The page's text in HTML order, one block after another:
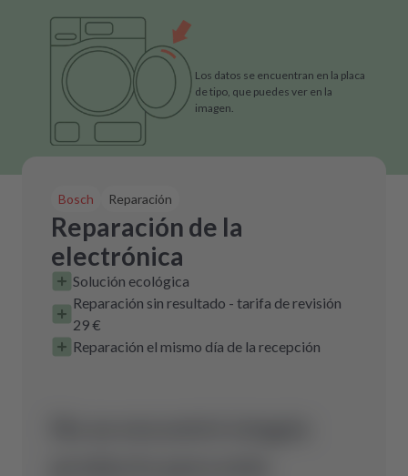
Los datos se encuentran en la placa
de tipo, que puedes ver en la
imagen.
Bosch Reparación
Reparación de la
electrónica
Solución ecológica
Reparación sin resultado - tarifa de revisión
29 €
Reparación el mismo día de la recepción